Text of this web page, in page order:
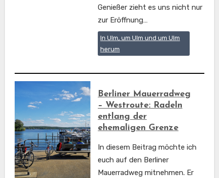
Genießer zieht es uns nicht nur
zur Eröffnung…
In Ulm, um Ulm und um Ulm
herum
Berliner Mauerradweg
– Westroute: Radeln
entlang der
ehemaligen Grenze
In diesem Beitrag möchte ich
euch auf den Berliner
Mauerradweg mitnehmen. Er